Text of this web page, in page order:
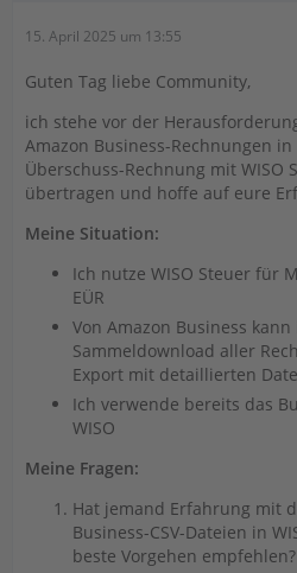
15. April 2025 um 13:55
Guten Tag liebe Community,
ich stehe vor der
Amazon Business-Rechnungen
Überschuss-Rechnung mit WISO
übertragen und hoffe auf eure
Meine Situation:
Ich nutze WISO Steuer für
EÜR
Von Amazon Business
Sammeldownload aller
Export mit detaillierten
Ich verwende bereits das
WISO
Meine Fragen:
Hat jemand Erfahrung mit
Business-CSV-Dateien in
beste Vorgehen empfehlen?